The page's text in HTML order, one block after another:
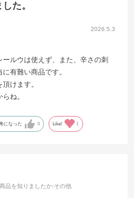
2026.5.3
た。
ルウは使えず、また、辛さの刺
有難い商品です。
けます。
ね。
になった 0 Like! 1
品を知りましたか:その他